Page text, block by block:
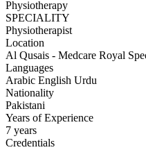
Physiotherapy
SPECIALITY
Physiotherapist
Location
Al Qusais - Medcare Royal
Languages
Arabic English Urdu
Nationality
Pakistani
Years of Experience
7 years
Credentials